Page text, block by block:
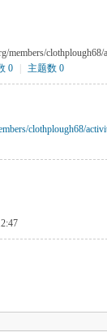
members/
0 主题数 0
clothplough68/